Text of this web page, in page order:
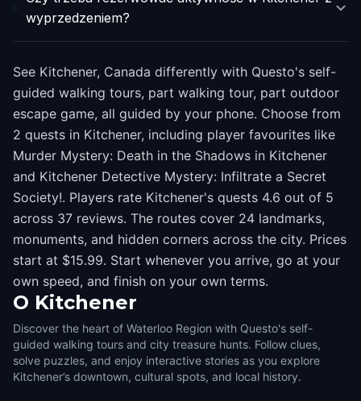
wyprzedzeniem?
See Kitchener, Canada differently with Questo's self-
guided walking tours, part walking tour, part outdoor
escape game, all guided by your phone. Choose from
2 quests in Kitchener, including player favourites like
Murder Mystery: Death in the Shadows in Kitchener
and Kitchener Detective Mystery: Infiltrate a Secret
Society!. Players rate Kitchener's quests 4.6 out of 5
across 37 reviews. The routes cover 24 landmarks,
monuments, and hidden corners across the city. Prices
start at $15.99. Start whenever you arrive, go at your
own speed, and finish on your own terms.
O Kitchener
Discover the heart of Waterloo Region with Questo's self-
guided walking tours and city treasure hunts. Follow clues,
solve puzzles, and enjoy interactive stories as you explore
Kitchener’s downtown, cultural spots, and local history.